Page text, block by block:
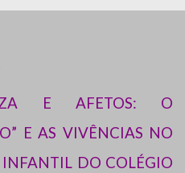
E AFETOS: O
E AS VIVÊNCIAS NO
DO COLÉGIO